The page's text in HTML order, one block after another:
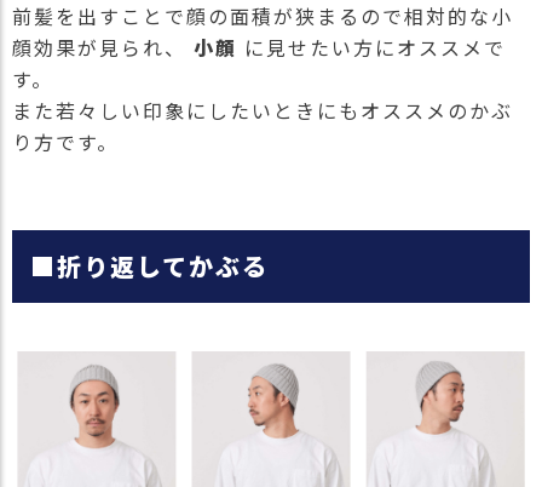
前髪を出すことで顔の面積が狭まるので相対的な小
顔効果が見られ、 小顔 に見せたい方にオススメで
す。
また若々しい印象にしたいときにもオススメのかぶ
り方です。
■折り返してかぶる